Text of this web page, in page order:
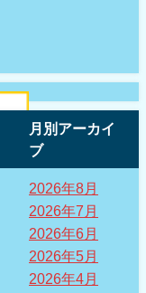
月別アーカイ
ブ
2026年8月
2026年7月
2026年6月
2026年5月
2026年4月